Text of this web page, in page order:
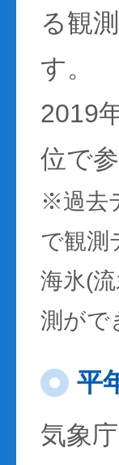
る観
す。
2019
位で
※過去
で観測
海氷(
測がで
平
気象